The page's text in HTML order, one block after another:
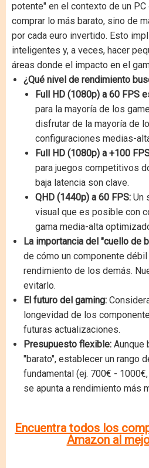
potente" en el contexto de un PC
comprar lo más barato, sino de
por cada euro invertido. Esto
inteligentes y, a veces, hacer
áreas donde el impacto en el
¿Qué nivel de rendimiento
Full HD (1080p) a 60 FPS
para la mayoría de los
disfrutar de la mayoría de
configuraciones medias-
Full HD (1080p) a +100
para juegos competitivos
baja latencia son clave.
QHD (1440p) a 60 FPS: Un
visual que es posible con
gama media-alta
La importancia del "cuello de
de cómo un componente
rendimiento de los demás.
evitarlo.
El futuro del gaming:
longevidad de los
futuras actualizaciones.
Presupuesto flexible: Aunque
"barato", establecer un rango
fundamental (ej. 700€ -
se apunta a rendimiento más
Encuentra todos los
Amazon al